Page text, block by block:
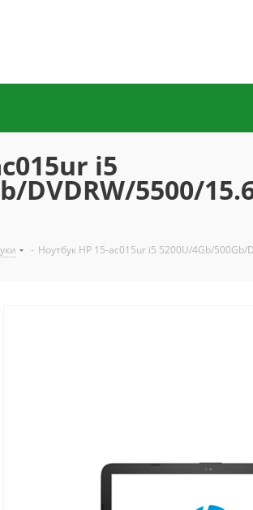
i5
DVDRW/5500/
- Ноутбук HP 15-ac015ur i5 5200U/4Gb/